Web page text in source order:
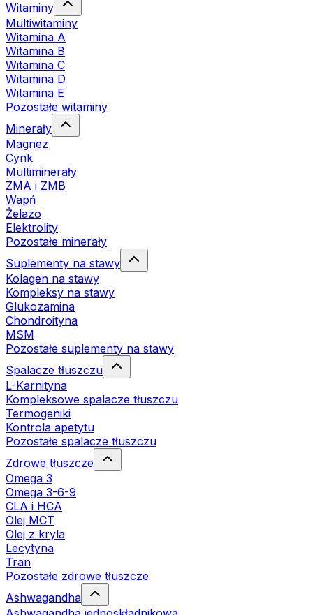
Witaminy
Multiwitaminy
Witamina A
Witamina B
Witamina C
Witamina D
Witamina E
Pozostałe witaminy
Minerały
Magnez
Cynk
Multiminerały
ZMA i ZMB
Wapń
Żelazo
Elektrolity
Pozostałe minerały
Suplementy na stawy
Kolagen na stawy
Kompleksy na stawy
Glukozamina
Chondroityna
MSM
Pozostałe suplementy na stawy
Spalacze tłuszczu
L-Karnityna
Kompleksowe spalacze tłuszczu
Termogeniki
Kontrola apetytu
Pozostałe spalacze tłuszczu
Zdrowe tłuszcze
Omega 3
Omega 3-6-9
CLA i HCA
Olej MCT
Olej z kryla
Lecytyna
Tran
Pozostałe zdrowe tłuszcze
Ashwagandha